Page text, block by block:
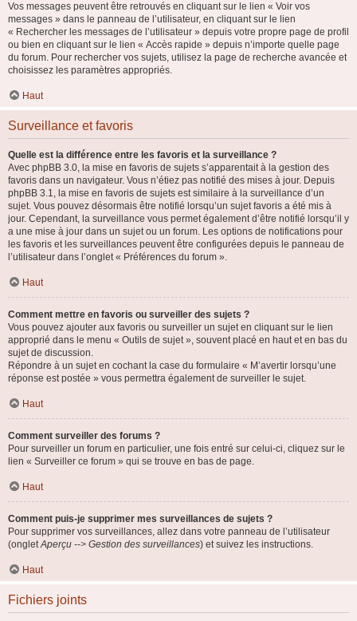
Vos messages peuvent être retrouvés en cliquant sur le lien « Voir vos
messages » dans le panneau de l’utilisateur, en cliquant sur le lien
« Rechercher les messages de l’utilisateur » depuis votre propre page de profil
ou bien en cliquant sur le lien « Accès rapide » depuis n’importe quelle page
du forum. Pour rechercher vos sujets, utilisez la page de recherche avancée et
choisissez les paramètres appropriés.
Haut
Surveillance et favoris
Quelle est la différence entre les favoris et la surveillance ?
Avec phpBB 3.0, la mise en favoris de sujets s’apparentait à la gestion des
favoris dans un navigateur. Vous n’étiez pas notifié des mises à jour. Depuis
phpBB 3.1, la mise en favoris de sujets est similaire à la surveillance d’un
sujet. Vous pouvez désormais être notifié lorsqu’un sujet favoris a été mis à
jour. Cependant, la surveillance vous permet également d’être notifié lorsqu’il y
a une mise à jour dans un sujet ou un forum. Les options de notifications pour
les favoris et les surveillances peuvent être configurées depuis le panneau de
l’utilisateur dans l’onglet « Préférences du forum ».
Haut
Comment mettre en favoris ou surveiller des sujets ?
Vous pouvez ajouter aux favoris ou surveiller un sujet en cliquant sur le lien
approprié dans le menu « Outils de sujet », souvent placé en haut et en bas du
sujet de discussion.
Répondre à un sujet en cochant la case du formulaire « M’avertir lorsqu’une
réponse est postée » vous permettra également de surveiller le sujet.
Haut
Comment surveiller des forums ?
Pour surveiller un forum en particulier, une fois entré sur celui-ci, cliquez sur le
lien « Surveiller ce forum » qui se trouve en bas de page.
Haut
Comment puis-je supprimer mes surveillances de sujets ?
Pour supprimer vos surveillances, allez dans votre panneau de l’utilisateur
(ongletAperçu --> Gestion des surveillances) et suivez les instructions.
Haut
Fichiers joints